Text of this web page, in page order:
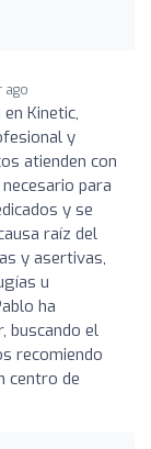
ago
Kinetic,
y
atienden con
para
y se
raíz del
y asertivas,
u
ha
buscando el
recomiendo
centro de